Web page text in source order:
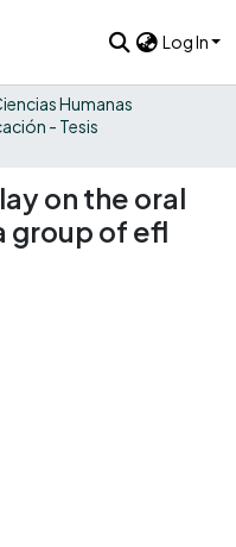
Log In
Humanas
- Tesis
on the oral
group of efl